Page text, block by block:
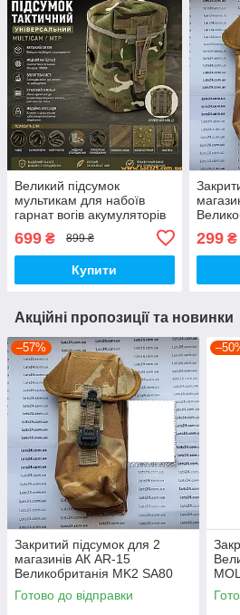
Великий підсумок
мультикам для набоїв
гарнат вогів акумуляторів
Великобританія MOLLE
МОЛЛЕ Multicam MTP
699 ₴ 899 ₴
Купити
АК
299₴
Акційні пропозиції та новинки
–57%
Закритий підсумок для 2
магазинів АК AR-15
Великобританія MK2 SA80
MOLLE DDPM подсумок АК
МОЛЛЕ Desert DPM
Готово до відправки